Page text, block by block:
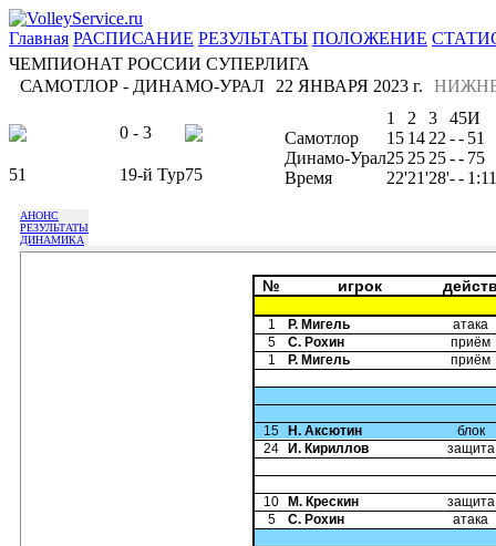
Главная РАСПИСАНИЕ РЕЗУЛЬТАТЫ ПОЛОЖЕНИЕ
ЧЕМПИОНАТ РОССИИ СУПЕРЛИГА
САМОТЛОР - ДИНАМО-УРАЛ
22 ЯНВАРЯ 2023 г.
0 - 3
51 19-й Тур75
1 2 3 45И
Самотлор
15 14 22 -- 51
Динамо-Урал25 25 25-- 75
Время
22'21'28'-- 1:11
АНОНС
РЕЗУЛЬТАТЫ
ДИНАМИКА
№ игрок
1 Р. Мигель
атака
5
С. Рохин
приём
1
Р. Мигель приём
15 Н. Аксютин
блок
24
И. Кириллов защита
10 М. Крескин
защита
5
С. Рохин атака